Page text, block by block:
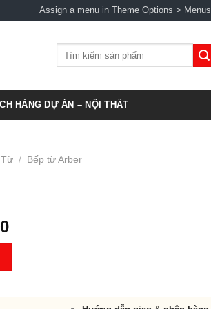
Assign a menu in Theme Options > Menus
HÀNG DỰ ÁN – NỘI THẤT
Từ / Bếp từ Arber
Current
price
₫4,150,000.00.